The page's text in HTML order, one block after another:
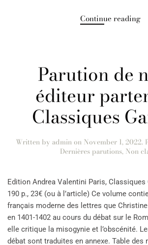
Continue reading
Parution de
éditeur
Classiques
Written by admin on November 1, 2022.
Dernières parutions, Non
Edition Andrea Valentini Paris, Classiques
190 p., 23€ (ou à l’article) Ce volume
français moderne des lettres que
en 1401-1402 au cours du débat sur le
elle critique la misogynie et l’obscénité.
débat sont traduites en annexe. Table des